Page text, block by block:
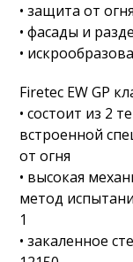
• защита от
• фасады и
•
Firetec EW GP
• состоит из 2
встроенной
от огня
• высокая
метод
1
• закаленное